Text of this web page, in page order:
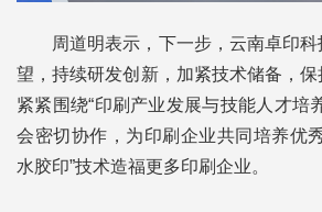
周道明表示，下一步，云南卓印
望，持续研发创新，加紧技术储备，
紧紧围绕“印刷产业发展与技能人才培
会密切协作，为印刷企业共同培养优
水胶印”技术造福更多印刷企业。